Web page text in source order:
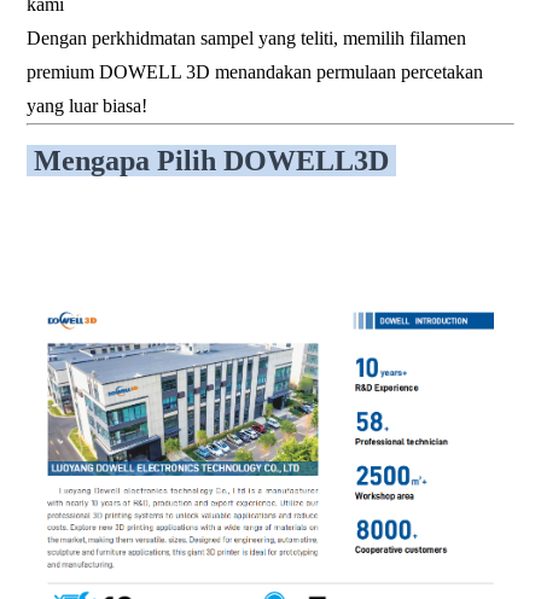
Dengan perkhidmatan sampel yang teliti, memilih filamen
premium DOWELL 3D menandakan permulaan percetakan
yang luar biasa!
Mengapa Pilih DOWELL3D